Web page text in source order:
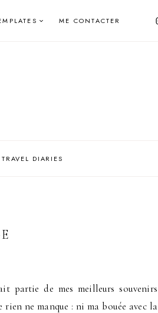
ME CONTACTER
TRAVEL DIARIES
partie de mes meilleurs souvenirs
rien ne manque : ni ma bouée avec la